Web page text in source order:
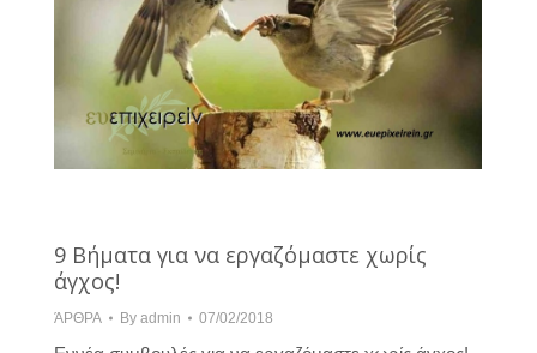
9 Βήματα για να εργαζόμαστε χωρίς
άγχος!
ΆΡΘΡΑ By admin 07/02/2018